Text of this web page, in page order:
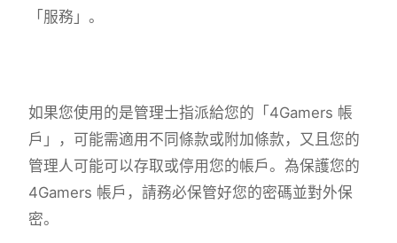
「服務」。
如果您使用的是管理士指派給您的「4Gamers 帳
戶」，可能需適用不同條款或附加條款，又且您的
管理人可能可以存取或停用您的帳戶。為保護您的
4Gamers 帳戶，請務必保管好您的密碼並對外保
密。